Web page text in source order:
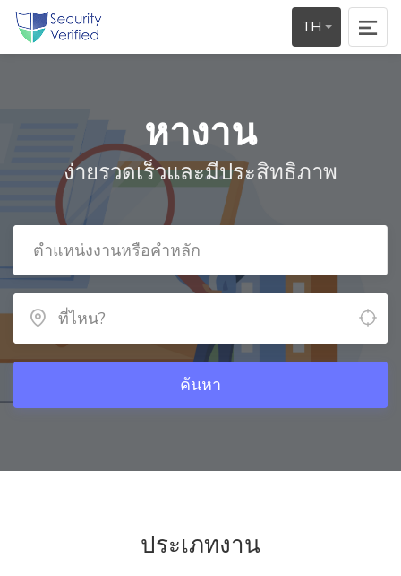
TH
หางาน
ง่ายรวดเร็วและมีประสิทธิภาพ
ค้นหา
ประเภทงาน